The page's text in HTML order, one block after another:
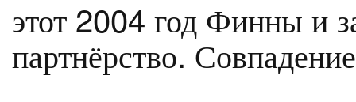
этот 2004 год Финны и
партнёрство.